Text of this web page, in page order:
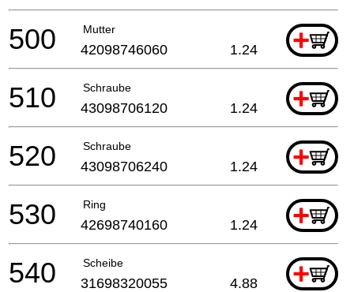
Mutter +
500 42098746060 1.24
Schraube +
510 43098706120 1.24
Schraube +
520 43098706240 1.24
Ring +
530 42698740160 1.24
Scheibe +
540 31698320055 4.88